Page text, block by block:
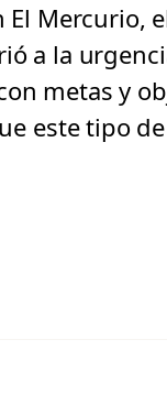
Mercurio,
a la
metas y
este tipo